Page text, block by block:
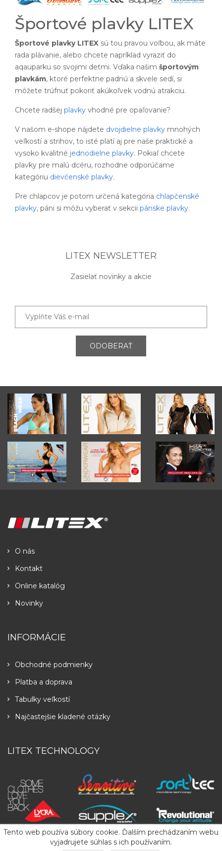
Športové plavky LITEX
Športové plavky LITEX sú tou pravou voľbou, ak máte
rada plávanie, alebo chcete napríklad vyraziť do
aqauparku so svojimi deťmi. Vďaka našim športovým
plavkám, ktoré perfektne padnú a skvele sedí, si
môžete trúfnuť pokoriť akúkoľvek vodnú atrakciu.
Chcete radšej plavky vhodné pre opaľovanie?
V našom e-shope nájdete dvojdielne plavky mnohých
veľkostí a strihov, to isté platí aj pre naše praktické a
vysoko kvalitné jednodielne plavky. Pokiaľ chcete
plavky pre malú dcéru, rozhodne odporúčame
kategóriu dievčenské plavky.
Pre chlapcov je potom určená kategória chlapčenské
plavky, páni si môžu vyberať v sekcii pánske plavky.
LITEX NEWSLETTER
Zasielať novinky a akcie
ODOBERAŤ
Tento web používa súbory cookie. Ďalším prechádzaním webu
vyjadrujete súhlas s ich používaním.
O nás
Kontakt
Online katalóg
Novinky
INFORMÁCIE
Obchodné podmienky
Platba a doprava
Tabulky veľkostí
Najčastejšie kladené otázky
LITEX TECHNOLOGY